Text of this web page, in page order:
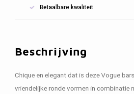
Betaalbare kwaliteit
Beschrijving
Chique en elegant dat is deze Vogue
vriendelijke ronde vormen in